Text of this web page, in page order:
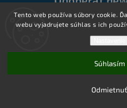
Tento web používa súbory cookie.
webu vyjadrujete súhlas s ich
Odmietnuť
Súhlasím
Vložením e-mailu
podmienkami ochrany